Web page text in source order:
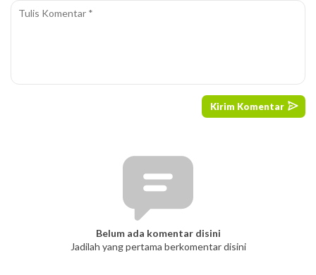
Belum ada komentar disini
Jadilah yang pertama berkomentar disini